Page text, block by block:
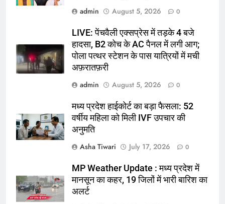
admin
August 5, 2026 0
LIVE: पेंचवैली एक्सप्रेस में तड़के 4 बजे
हादसा, B2 कोच के AC पैनल में लगी आग;
पोला पत्थर स्टेशन के पास यात्रियों में मची
अफ़रातफ़री
admin
August 5, 2026 0
मध्य प्रदेश हाईकोर्ट का बड़ा फैसला: 52
वर्षीय महिला को मिली IVF उपचार की
अनुमति
Asha Tiwari
July 17, 2026 0
MP Weather Update : मध्य प्रदेश में
मानसून का कहर, 19 जिलों में भारी बारिश का
अलर्ट